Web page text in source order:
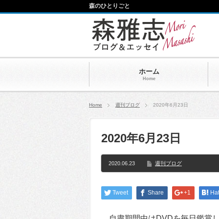
ホーム
Home
森のひとりごと
Home 週刊ブログ 2020年6月23日
2020年6月23日
2020.06.23 週刊ブログ
Tweet Share +1